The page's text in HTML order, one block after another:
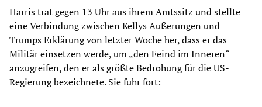
Harris trat gegen 13 Uhr aus ihrem Amtssitz und stellte
eine Verbindung zwischen Kellys Äußerungen und
Trumps Erklärung von letzter Woche her, dass er das
Militär einsetzen werde, um „den Feind im Inneren“
anzugreifen, den er als größte Bedrohung für die US-
Regierung bezeichnete. Sie fuhr fort: